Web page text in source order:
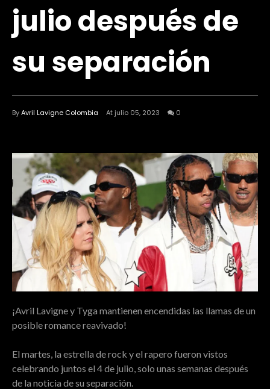
julio después de
su separación
ByAvril Lavigne Colombia At julio 05, 2023 0
¡Avril Lavigne y Tyga mantienen encendidas las llamas de un
posible romance reavivado!
El martes, la estrella de rock y el rapero fueron vistos
celebrando juntos el 4 de julio, solo unas semanas después
de la noticia de su separación.